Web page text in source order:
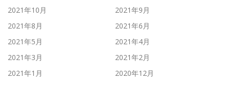
2021年10月
2021年9月
2021年8月
2021年6月
2021年5月
2021年4月
2021年3月
2021年2月
2021年1月
2020年12月